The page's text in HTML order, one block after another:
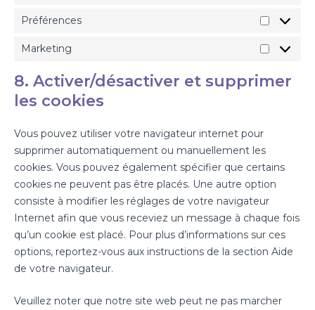
Préférences
Marketing
8. Activer/désactiver et supprimer
les cookies
Vous pouvez utiliser votre navigateur internet pour
supprimer automatiquement ou manuellement les
cookies. Vous pouvez également spécifier que certains
cookies ne peuvent pas être placés. Une autre option
consiste à modifier les réglages de votre navigateur
Internet afin que vous receviez un message à chaque fois
qu’un cookie est placé. Pour plus d’informations sur ces
options, reportez-vous aux instructions de la section Aide
de votre navigateur.
Veuillez noter que notre site web peut ne pas marcher